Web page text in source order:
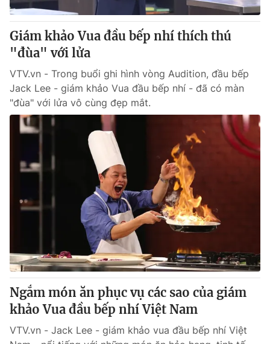
Giám khảo Vua đầu bếp nhí thích thú
"đùa" với lửa
VTV.vn - Trong buổi ghi hình vòng Audition, đầu bếp
Jack Lee - giám khảo Vua đầu bếp nhí - đã có màn
"đùa" với lửa vô cùng đẹp mắt.
Ngắm món ăn phục vụ các sao của giám
khảo Vua đầu bếp nhí Việt Nam
VTV.vn - Jack Lee - giám khảo vua đầu bếp nhí Việt